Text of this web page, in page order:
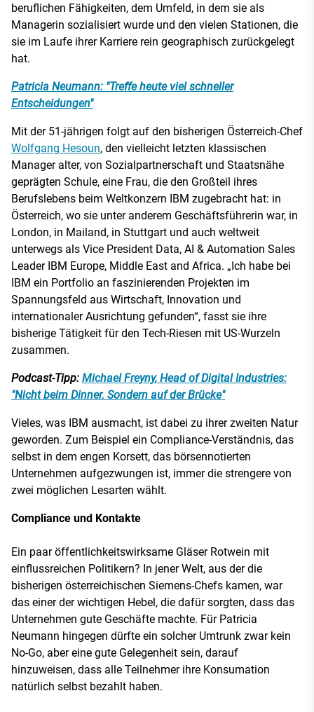
beruflichen Fähigkeiten, dem Umfeld, in dem sie als
Managerin sozialisiert wurde und den vielen Stationen, die
sie im Laufe ihrer Karriere rein geographisch zurückgelegt
hat.
Patricia Neumann: "Treffe heute viel schneller
Entscheidungen"
Mit der 51-jährigen folgt auf den bisherigen Österreich-Chef
Wolfgang Hesoun, den vielleicht letzten klassischen
Manager alter, von Sozialpartnerschaft und Staatsnähe
geprägten Schule, eine Frau, die den Großteil ihres
Berufslebens beim Weltkonzern IBM zugebracht hat: in
Österreich, wo sie unter anderem Geschäftsführerin war, in
London, in Mailand, in Stuttgart und auch weltweit
unterwegs als Vice President Data, AI & Automation Sales
Leader IBM Europe, Middle East and Africa. „Ich habe bei
IBM ein Portfolio an faszinierenden Projekten im
Spannungsfeld aus Wirtschaft, Innovation und
internationaler Ausrichtung gefunden“, fasst sie ihre
bisherige Tätigkeit für den Tech-Riesen mit US-Wurzeln
zusammen.
Podcast-Tipp: Michael Freyny, Head of Digital Industries:
"Nicht beim Dinner. Sondern auf der Brücke"
Vieles, was IBM ausmacht, ist dabei zu ihrer zweiten Natur
geworden. Zum Beispiel ein Compliance-Verständnis, das
selbst in dem engen Korsett, das börsennotierten
Unternehmen aufgezwungen ist, immer die strengere von
zwei möglichen Lesarten wählt.
Compliance und Kontakte
Ein paar öffentlichkeitswirksame Gläser Rotwein mit
einflussreichen Politikern? In jener Welt, aus der die
bisherigen österreichischen Siemens-Chefs kamen, war
das einer der wichtigen Hebel, die dafür sorgten, dass das
Unternehmen gute Geschäfte machte. Für Patricia
Neumann hingegen dürfte ein solcher Umtrunk zwar kein
No-Go, aber eine gute Gelegenheit sein, darauf
hinzuweisen, dass alle Teilnehmer ihre Konsumation
natürlich selbst bezahlt haben.